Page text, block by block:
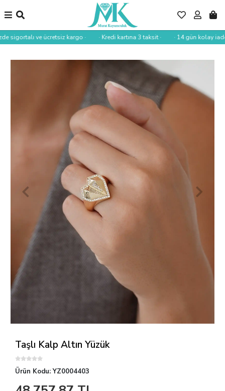
sigortalı ve ücretsiz kargo · · Kredi kartına 3 taksit · · 14 gün kolay iade
Taşlı Kalp Altın Yüzük
Ürün Kodu:YZ0004403